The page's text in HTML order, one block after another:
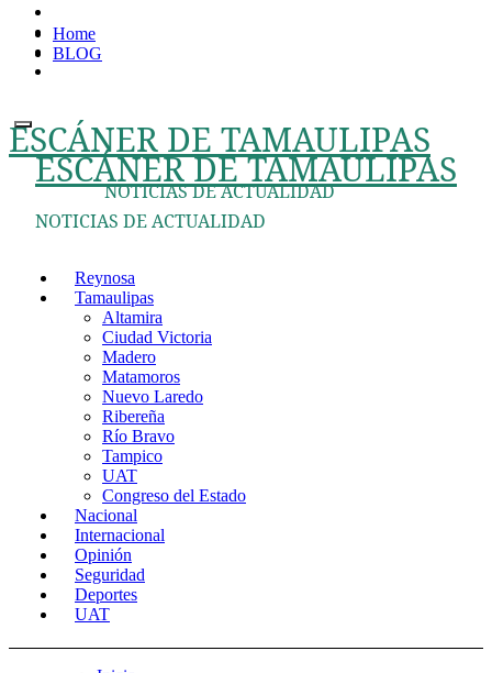
contenido
Home
BLOG
ESCÁNER DE TAMAULIPAS
NOTICIAS DE ACTUALIDAD
ESCÁNER DE TAMAULIPAS
NOTICIAS DE ACTUALIDAD
Reynosa
Tamaulipas
Altamira
Ciudad Victoria
Madero
Matamoros
Nuevo Laredo
Ribereña
Río Bravo
Tampico
UAT
Congreso del Estado
Nacional
Internacional
Opinión
Seguridad
Deportes
UAT